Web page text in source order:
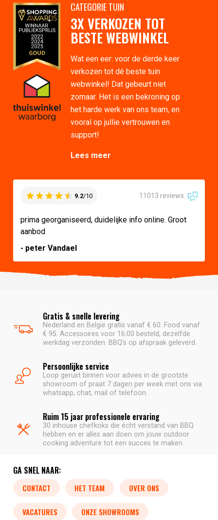
CATEGORIE TUIN
3X VERKOZEN TOT
BESTE WEBWINKEL
Wat een eer: voor de derde keer
verkozen tot dé beste tuin
webwinkel! Dat gebeurt niet
zomaar. Het is een bekroning op
het harde werk van ons team, en
vooral op jullie vertrouwen en
support!
Lees meer
9.2/10 11013 reviews
prima georganiseerd, duidelijke info online. Groot
aanbod
- peter Vandael
Gratis & snelle levering
Nederland en België gratis vanaf € 60. Food vanaf
€ 95. Accessoires voor 16:00 besteld, dezelfde
werkdag verzonden. BBQ's op afspraak geleverd.
Persoonlijke service
Loop gerust binnen voor advies in de grootste
showroom of praat 7 dagen per week met ons via
whatsapp, chat, mail of telefoon.
Ruim 15 jaar professionele ervaring
30 inhouse chefkoks die écht verstand van BBQ
hebben en er alles aan doen om jouw outdoor
cooking adventure tot een succes te maken.
GA SNEL NAAR:
CONTACT HET TEAM OVER ONS
VACATURES ONZE SHOWROOMS